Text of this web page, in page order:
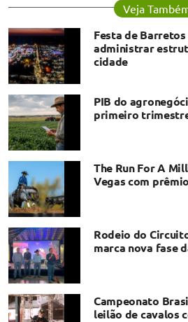
Veja
Festa de
administrar
cidade
PIB do
primeiro
The Run For A
Vegas com
Rodeio do
marca nova fase
Campeonato
leilão de cavalos